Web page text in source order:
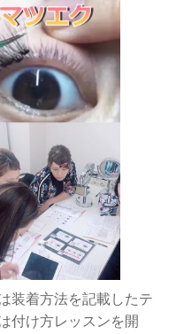
装着方法を記載したテ
付け方レッスンを開